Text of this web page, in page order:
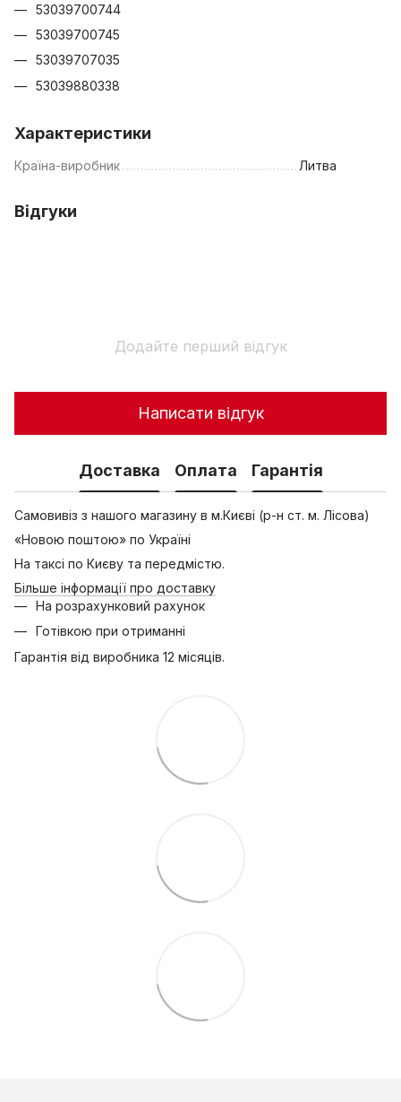
53039700744
53039700745
53039707035
53039880338
Характеристики
Країна-виробник Литва
Відгуки
Додайте перший відгук
Написати відгук
Доставка Оплата Гарантія
Самовивіз з нашого магазину в м.Києві (р-н ст. м. Лісова)
«Новою поштою» по Україні
На таксі по Києву та передмістю.
Більше інформації про доставку
На розрахунковий рахунок
Готівкою при отриманні
Гарантія від виробника 12 місяців.